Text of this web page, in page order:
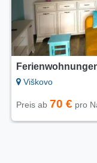
Viškovo
Preis ab 70 € pro